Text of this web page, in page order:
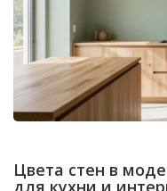
Цвета стен в
для кухни и